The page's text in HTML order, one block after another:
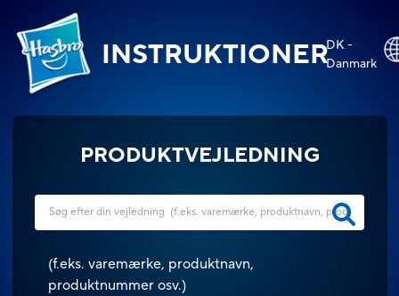
INSTRUKTIONERDK -
Danmark
PRODUKTVEJLEDNING
(f.eks. varemærke, produktnavn,
produktnummer osv.)